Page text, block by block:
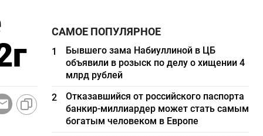
САМОЕ ПОПУЛЯРНОЕ
1
Бывшего зама Набиуллиной в ЦБ
объявили в розыск по делу о хищении 4
млрд рублей
2
Отказавшийся от российского паспорта
банкир-миллиардер может стать самым
богатым человеком в Европе